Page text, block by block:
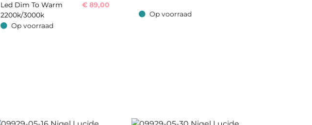
Led Dim To Warm
2200k/3000k
Zwart
€ 89,00
Op voorraad
Op voorraad
Op voorraad
Op voorraad